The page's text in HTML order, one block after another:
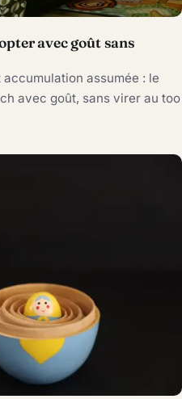
avec goût sans
assumée : le
avec goût, sans virer au too